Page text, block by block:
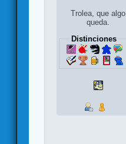
Trolea, que algo
queda.
Distinciones